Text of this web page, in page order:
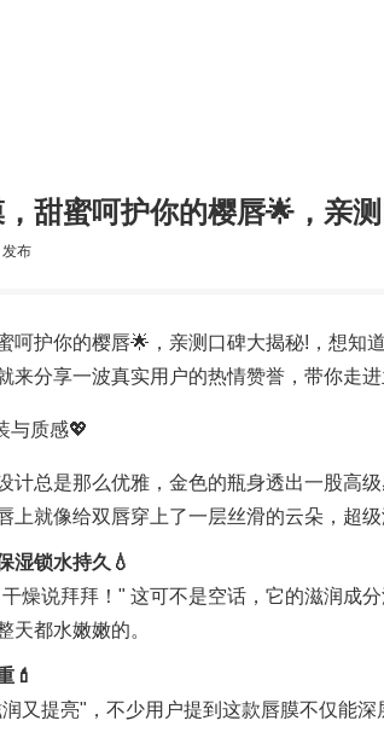
甜蜜呵护你的樱唇🌟，亲
发布
呵护你的樱唇🌟，亲测口碑大揭秘!，想知
来分享一波真实用户的热情赞誉，带你走
与质感💖
计总是那么优雅，金色的瓶身透出一股高
上就像给双唇穿上了一层丝滑的云朵，超级
湿锁水持久💧
燥说拜拜！" 这可不是空话，它的滋润成
天都水嫩嫩的。
💄
又提亮"，不少用户提到这款唇膜不仅能